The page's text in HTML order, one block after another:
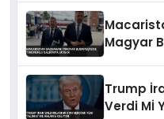
Magyar
Trump
Verdi Mİ